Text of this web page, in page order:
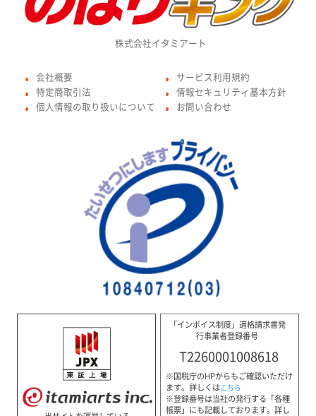
株式会社イタミアート
● 会社概要
● 特定商取引法
● 個人情報の取り扱いについて
● サービス利用規約
● 情報セキュリティ基本方針
● お問い合わせ
「インボイス制度」適格請求書発
行事業者登録番号
T2260001008618
※国税庁のHPからもご確認いただけ
ます。詳しくはこちら
※登録番号は当社の発行する「各種
帳票」にも記載しております。詳し